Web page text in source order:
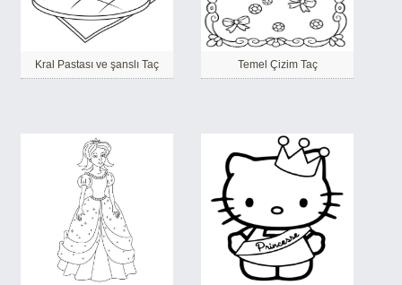
Kral Pastası ve şanslı Taç Temel Çizim Taç